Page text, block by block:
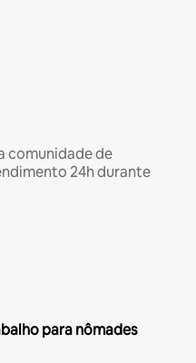
comunidade de
24h durante
para nômades